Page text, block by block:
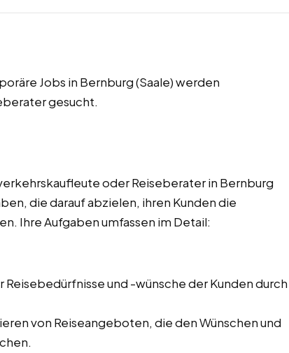
Jobs in Bernburg (Saale) werden
gesucht.
oder Reiseberater in Bernburg
die darauf abzielen, ihren Kunden die
Ihre Aufgaben umfassen im Detail:
Reisebedürfnisse und -wünsche der Kunden durch
von Reiseangeboten, die den Wünschen und